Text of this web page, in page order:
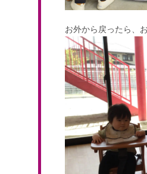
お外から戻ったら、